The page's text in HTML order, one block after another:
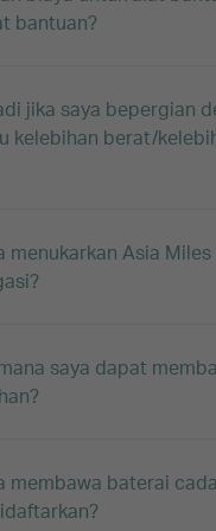
bantuan?
jika saya bepergian
kelebihan berat/
menukarkan Asia
saya dapat
membawa baterai